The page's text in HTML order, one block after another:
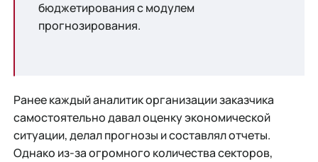
бюджетирования с модулем
прогнозирования.
Ранее каждый аналитик организации заказчика
самостоятельно давал оценку экономической
ситуации, делал прогнозы и составлял отчеты.
Однако из-за огромного количества секторов,